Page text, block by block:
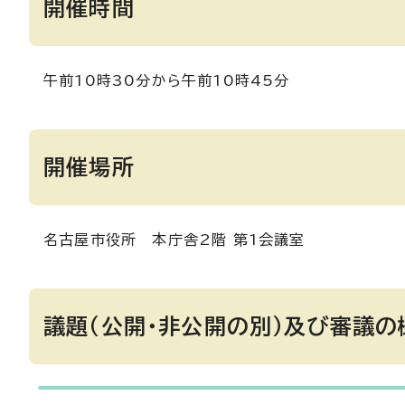
開催時間
午前10時30分から午前10時45分
開催場所
名古屋市役所 本庁舎2階 第1会議室
議題（公開・非公開の別）及び審議